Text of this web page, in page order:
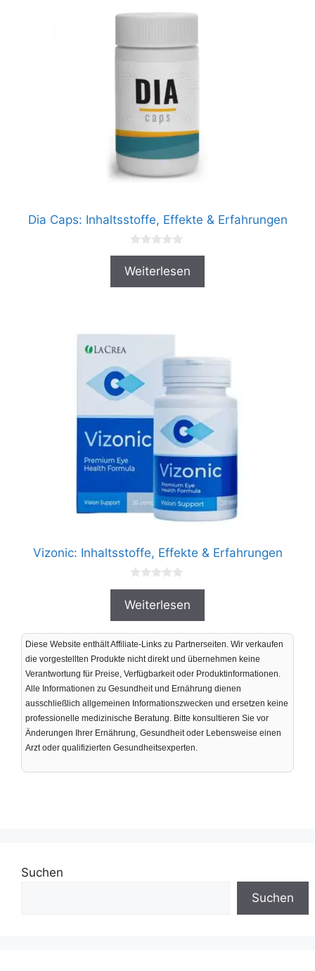
Dia Caps: Inhaltsstoffe, Effekte & Erfahrungen
0
o
Weiterlesen
Vizonic: Inhaltsstoffe, Effekte & Erfahrungen
0
o
Weiterlesen
Diese Website enthält Affiliate-Links zu Partnerseiten. Wir verkaufen
die vorgestellten Produkte nicht direkt und übernehmen keine
Verantwortung für Preise, Verfügbarkeit oder Produktinformationen.
Alle Informationen zu Gesundheit und Ernährung dienen
ausschließlich allgemeinen Informationszwecken und ersetzen keine
professionelle medizinische Beratung. Bitte konsultieren Sie vor
Änderungen Ihrer Ernährung, Gesundheit oder Lebensweise einen
Arzt oder qualifizierten Gesundheitsexperten.
Suchen
Suchen